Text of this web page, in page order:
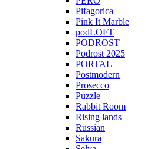
Pifagorica
Pink It Marble
podLOFT
PODROST
Podrost 2025
PORTAL
Postmodern
Prosecco
Puzzle
Rabbit Room
Rising lands
Russian
Sakura